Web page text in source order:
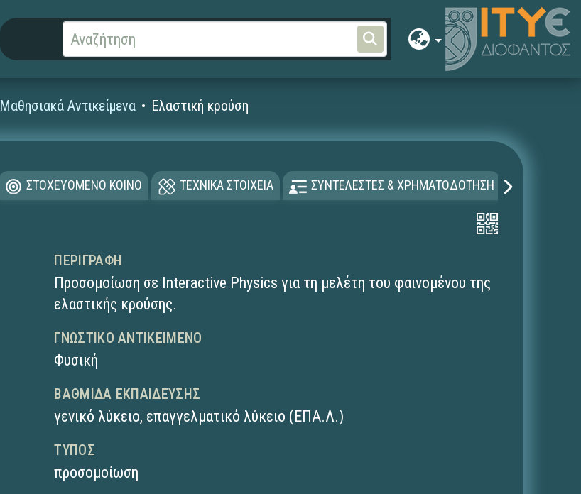
Μαθησιακά Αντικείμενα Ελαστική κρούση
ΣΤΟΧΕΥΟΜΕΝΟ ΚΟΙΝΟ ΤΕΧΝΙΚΑ ΣΤΟΙΧΕΙΑ ΣΥΝΤΕΛΕΣΤΕΣ & ΧΡΗΜΑΤΟΔΟΤΗΣΗ
ΠΕΡΙΓΡΑΦΉ
Προσομοίωση σε Interactive Physics για τη μελέτη του φαινομένου της
ελαστικής κρούσης.
ΓΝΩΣΤΙΚΌ ΑΝΤΙΚΕΊΜΕΝΟ
Φυσική
ΒΑΘΜΊΔΑ ΕΚΠΑΊΔΕΥΣΗΣ
γενικό λύκειο, επαγγελματικό λύκειο (ΕΠΑ.Λ.)
ΤΎΠΟΣ
προσομοίωση